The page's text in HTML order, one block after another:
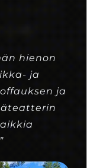
hienon
ja
ja